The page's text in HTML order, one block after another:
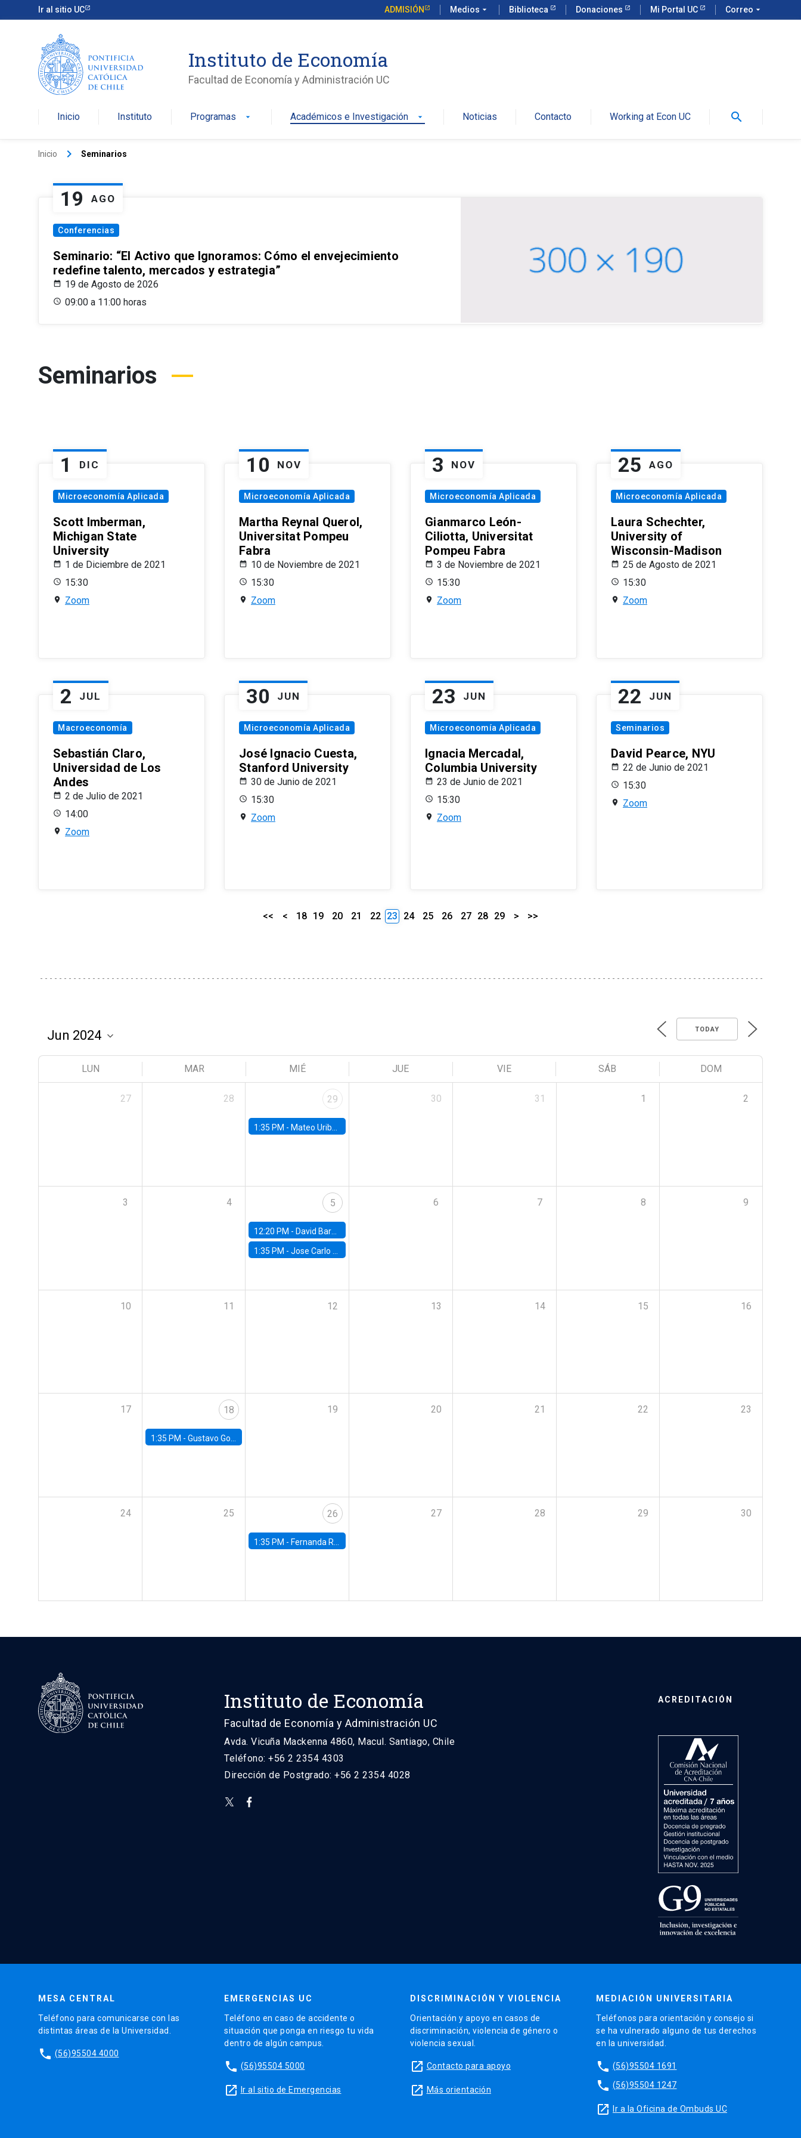
Ir al sitio UC ADMISIÓN Medios arrow_drop_down Biblioteca Donaciones Mi Portal UC Correo arrow_drop_down
Instituto de Economía
Facultad de Economía y Administración UC
Inicio Instituto Programas arrow_drop_down Académicos e Investigación arrow_drop_down Noticias Contacto Working at Econ UC search
Inicio keyboard_arrow_right Seminarios
19 AGO
Conferencias
Seminario: “El Activo que Ignoramos: Cómo el envejecimiento
redefine talento, mercados y estrategia”
19 de Agosto de 2026
09:00 a 11:00 horas
Seminarios
1 DIC
Microeconomía Aplicada
Scott Imberman,
Michigan State
University
1 de Diciembre de 2021
15:30
Zoom
10 NOV
Microeconomía Aplicada
Martha Reynal Querol,
Universitat Pompeu
Fabra
10 de Noviembre de 2021
15:30
Zoom
3 NOV
Microeconomía Aplicada
Gianmarco León-
Ciliotta, Universitat
Pompeu Fabra
3 de Noviembre de 2021
15:30
Zoom
25 AGO
Microeconomía Aplicada
Laura Schechter,
University of
Wisconsin-Madison
25 de Agosto de 2021
15:30
Zoom
2 JUL
Macroeconomía
Sebastián Claro,
Universidad de Los
Andes
2 de Julio de 2021
14:00
Zoom
30 JUN
Microeconomía Aplicada
José Ignacio Cuesta,
Stanford University
30 de Junio de 2021
15:30
Zoom
23 JUN
Microeconomía Aplicada
Ignacia Mercadal,
Columbia University
23 de Junio de 2021
15:30
Zoom
22 JUN
Seminarios
David Pearce, NYU
22 de Junio de 2021
15:30
Zoom
<< < 18 19 20 21 22 23 24 25 26 27 28 29 > >>
TODAY
LUN MAR MIÉ JUE VIE SÁB DOM
27 28 29
1:35 PM - Mateo Uribe-Castro, Universidad de los Andes (Colombia)
30 31 1 2
3 4 5
12:20 PM - David Bardey, Universidad de los Andes - CEDE
1:35 PM -Jose Carlo Bermudez, UC (ME) & World Bank
6 7 8 9
10 11 12 13 14 15 16
17 18
1:35 PM - Gustavo González, Banco Central de Chile
19 20 21 22 23
24 25 26
1:35 PM - Fernanda Rojas Ampuero, University of Wisconsin-Madison
27 28 29 30
Instituto de Economía
Facultad de Economía y Administración UC
Avda. Vicuña Mackenna 4860, Macul. Santiago, Chile
Teléfono: +56 2 2354 4303
Dirección de Postgrado: +56 2 2354 4028
ACREDITACIÓN
MESA CENTRAL
Teléfono para comunicarse con las
distintas áreas de la Universidad.
phone (56)95504 4000
EMERGENCIAS UC
Teléfono en caso de accidente o
situación que ponga en riesgo tu vida
dentro de algún campus.
phone (56)95504 5000
launch Ir al sitio de Emergencias
DISCRIMINACIÓN Y VIOLENCIA
Orientación y apoyo en casos de
discriminación, violencia de género o
violencia sexual.
launch Contacto para apoyo
launch Más orientación
MEDIACIÓN UNIVERSITARIA
Teléfonos para orientación y consejo si
se ha vulnerado alguno de tus derechos
en la universidad.
phone (56)95504 1691
phone (56)95504 1247
launch Ir a la Oficina de Ombuds UC